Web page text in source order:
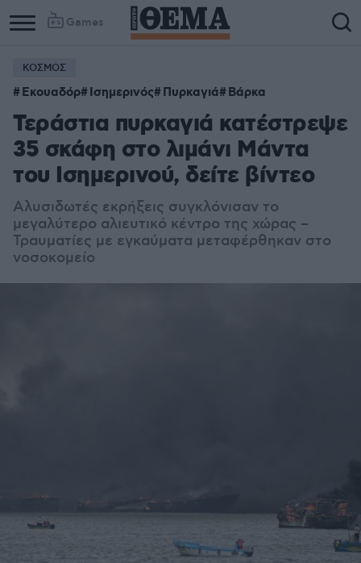
Games
ΚΟΣΜΟΣ
Εκουαδόρ Ισημερινός Πυρκαγιά Βάρκα
Τεράστια πυρκαγιά κατέστρεψε
35 σκάφη στο λιμάνι Μάντα
του Ισημερινού, δείτε βίντεο
Αλυσιδωτές εκρήξεις συγκλόνισαν το
μεγαλύτερο αλιευτικό κέντρο της χώρας –
Τραυματίες με εγκαύματα μεταφέρθηκαν στο
νοσοκομείο